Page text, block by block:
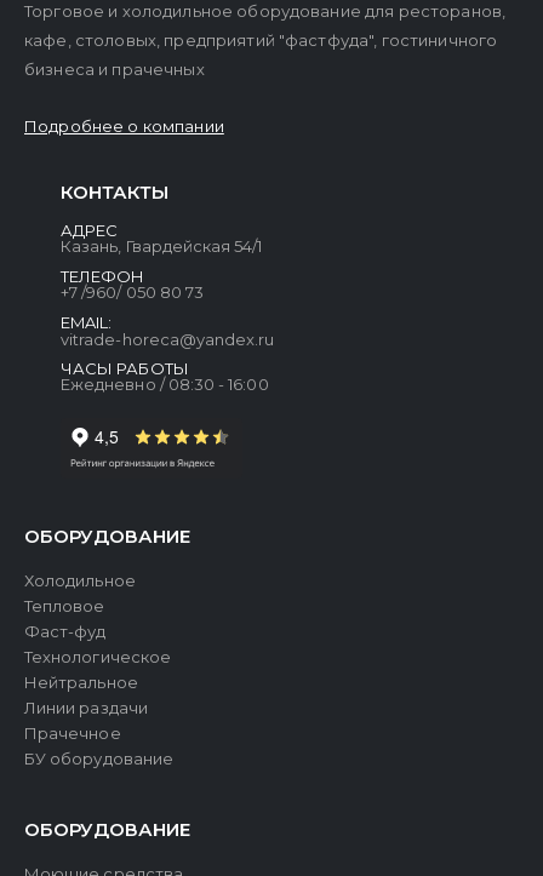
Торговое и холодильное оборудование для ресторанов,
кафе, столовых, предприятий "фастфуда", гостиничного
бизнеса и прачечных
Подробнее о компании
КОНТАКТЫ
АДРЕС
Казань, Гвардейская 54/1
ТЕЛЕФОН
+7 /960/ 050 80 73
EMAIL:
vitrade-horeca@yandex.ru
ЧАСЫ РАБОТЫ
Ежедневно / 08:30 - 16:00
ОБОРУДОВАНИЕ
Холодильное
Тепловое
Фаст-фуд
Технологическое
Нейтральное
Линии раздачи
Прачечное
БУ оборудование
ОБОРУДОВАНИЕ